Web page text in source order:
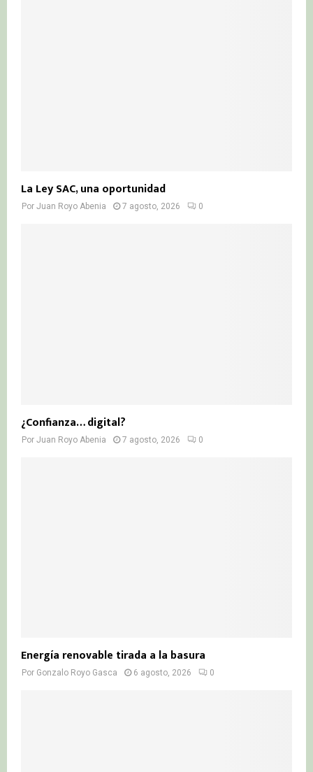
La Ley SAC, una oportunidad
Por Juan Royo Abenia 7 agosto, 2026 0
¿Confianza… digital?
Por Juan Royo Abenia 7 agosto, 2026 0
Energía renovable tirada a la basura
Por Gonzalo Royo Gasca 6 agosto, 2026 0